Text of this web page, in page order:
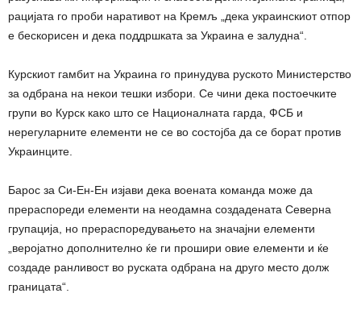
рацијата го проби наративот на Кремљ „дека украинскиот отпор
е бескорисен и дека поддршката за Украина е залудна“.
Курскиот гамбит на Украина го принудува руското Министерство
за одбрана на некои тешки избори. Се чини дека постоечките
групи во Курск како што се Националната гарда, ФСБ и
нерегуларните елементи не се во состојба да се борат против
Украинците.
Барос за Си-Ен-Ен изјави дека воената команда може да
прераспореди елементи на неодамна создадената Северна
групација, но прераспоредувањето на значајни елементи
„веројатно дополнително ќе ги прошири овие елементи и ќе
создаде ранливост во руската одбрана на друго место долж
границата“.